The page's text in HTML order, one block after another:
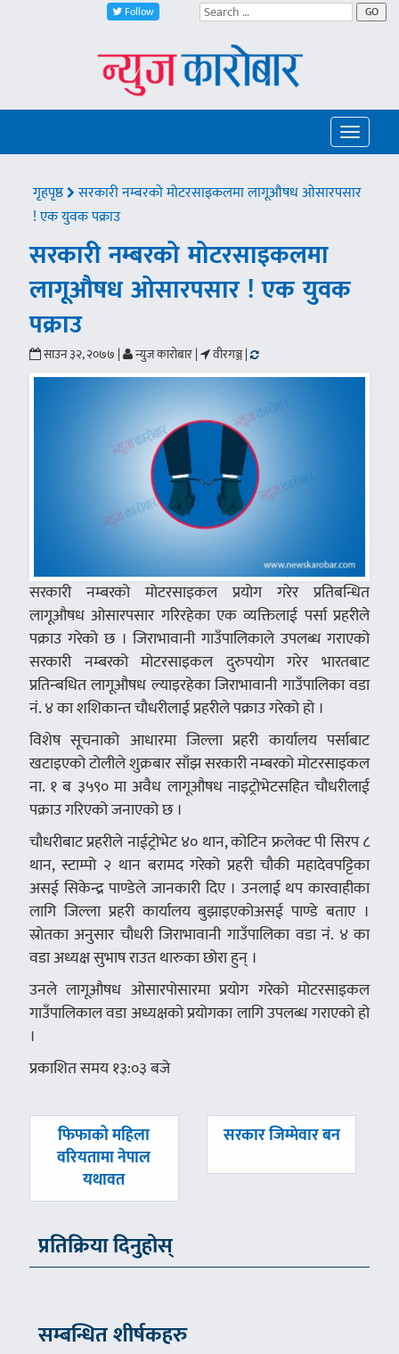
Follow GO
Toggle
गृहपृष्ठ
सरकारी नम्बरको मोटरसाइकलमा लागूऔषध ओसारपसार
! एक युवक पक्राउ
सरकारी नम्बरको मोटरसाइकलमा
लागूऔषध ओसारपसार ! एक युवक
पक्राउ
साउन ३२, २०७७ | न्युज कारोबार | वीरगञ्ज |
सरकारी नम्बरको मोटरसाइकल प्रयोग गरेर प्रतिबन्धित
लागूऔषध ओसारपसार गरिरहेका एक व्यक्तिलाई पर्सा प्रहरीले
पक्राउ गरेको छ । जिराभावानी गाउँपालिकाले उपलब्ध गराएको
सरकारी नम्बरको मोटरसाइकल दुरुपयोग गरेर भारतबाट
प्रतिन्बधित लागूऔषध ल्याइरहेका जिराभावानी गाउँपालिका वडा
नं. ४ का शशिकान्त चौधरीलाई प्रहरीले पक्राउ गरेको हो ।
विशेष सूचनाको आधारमा जिल्ला प्रहरी कार्यालय पर्साबाट
खटाइएको टोलीले शुक्रबार साँझ सरकारी नम्बरको मोटरसाइकल
ना. १ ब ३५९० मा अवैध लागूऔषध नाइट्रोभेटसहित चौधरीलाई
पक्राउ गरिएको जनाएको छ ।
चौधरीबाट प्रहरीले नाईट्रोभेट ४० थान, कोटिन फ्रलेक्ट पी सिरप ८
थान, स्टाम्पो २ थान बरामद गरेको प्रहरी चौकी महादेवपट्टिका
असई सिकेन्द्र पाण्डेले जानकारी दिए । उनलाई थप कारवाहीका
लागि जिल्ला प्रहरी कार्यालय बुझाइएकोअसई पाण्डे बताए ।
स्रोतका अनुसार चौधरी जिराभावानी गाउँपालिका वडा नं. ४ का
वडा अध्यक्ष सुभाष राउत थारुका छोरा हुन् ।
उनले लागूऔषध ओसारपोसारमा प्रयोग गरेको मोटरसाइकल
गाउँपालिकाल वडा अध्यक्षको प्रयोगका लागि उपलब्ध गराएको हो
।
प्रकाशित समय १३:०३ बजे
पछिल्लाे
-
फिफाको महिला
वरियतामा नेपाल
यथावत
अघिल्लाे
सरकार जिम्मेवार बन
प्रतिक्रिया दिनुहोस्
सम्बन्धित शीर्षकहरु